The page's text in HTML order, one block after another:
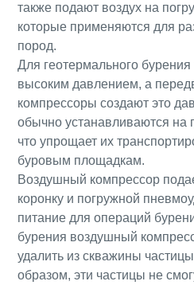
также подают воздух на
которые применяются для
пород.
Для геотермального бурения
высоким давлением, а
компрессоры создают это
обычно устанавливаются на
что упрощает их
буровым площадкам.
Воздушный компрессор
коронку и погружной
питание для операций
бурения воздушный
удалить из скважины
образом, эти частицы не